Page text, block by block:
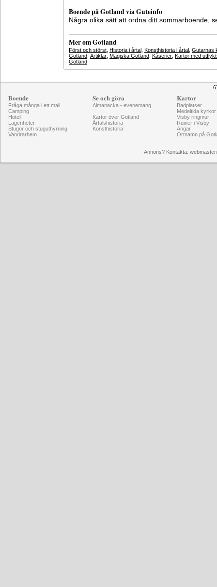
Boende på Gotland via Guteinfo
Några olika sätt att ordna ditt sommarboende,
Mer om Gotland
Först och störst Historia i årtal Konsthistoria i årtal Gutarnas
Gotland Artiklar Magiska Gotland Kåserier Kartor med
Gotland
Boende
Fråga många i ett mail
Camping
Hotell
Lägenheter
Stugor och stuguthyrning
Vandrarhem
Se och göra
Almanacka - evenemang
Kartor över Gotland
Årtalshistoria
Konsthistoria
Kartor
Badplatser
Medeltida kyrkor
Visby ringmur
Ruiner i Visby
Ängar
Ortnamn på
- Annons? Kontakta: